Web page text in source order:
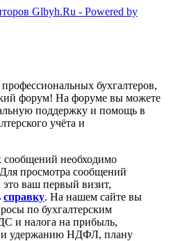
бухгалтеров,
форум! На форуме вы можете
поддержку и помощь в
учёта и
сообщений необходимо
просмотра сообщений
это ваш первый визит,
справку. На нашем сайте вы
по бухгалтерским
и налога на прибыль,
и удержанию НДФЛ, плану